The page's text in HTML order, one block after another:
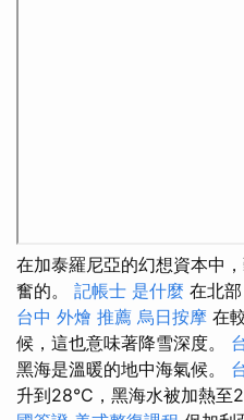
在加泰羅尼亞的幻想資本中
奮的。 記帳士 是什麼 在北
台中 外燴 推薦 烏日按摩 在
候，這也意味著降雪深度。
黑海是溫暖的地中海氣候。
升到28°C，黑海水被加熱至